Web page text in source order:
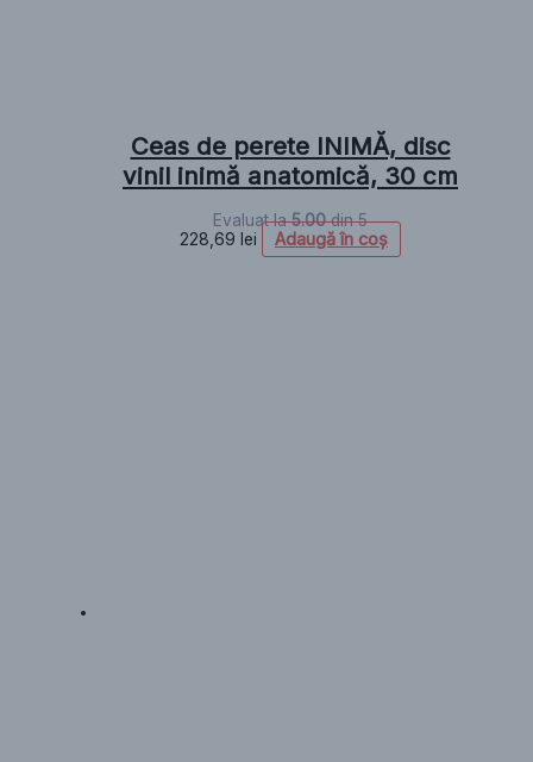
Ceas de perete INIMĂ, disc
vinil inimă anatomică, 30 cm
Evaluat la5.00din 5
228,69 lei Adaugă în coș